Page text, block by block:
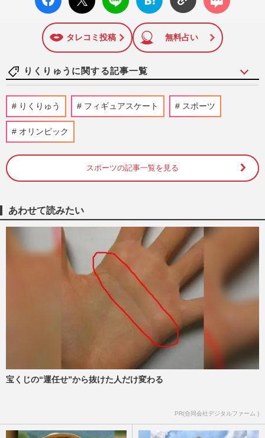
ok い
ト
ブック
に追加
ト
タレコミ投稿 無料占い
りくりゅうに関する記事一覧
今週発売『週刊女性』8/18,25合併号の表
紙と中身はコチラ！
フィギュアスケート・りくりゅうペア、
りくりゅうペア、マクドナルド×細田守作
品×伝説楽曲の豪華CMに登場「エモすぎ
て大泣き」絶賛された『時を…
週刊女性PRIME 2026/6/29
りくりゅう三浦璃来・木原龍一、ドジャー
ス始球式で注目された68万円カルティエ
の“ペアウォッチ”とブルガ…
2026/6/27
今週発売『週刊女性』6/30号の表紙と中身
りくりゅう フィギュアスケート スポーツ
オリンピック
スポーツの記事一覧を見る
あわせて読みたい
宝くじの“運任せ”から抜けた人だけ変わる
PR(合同会社デジタルファーム )